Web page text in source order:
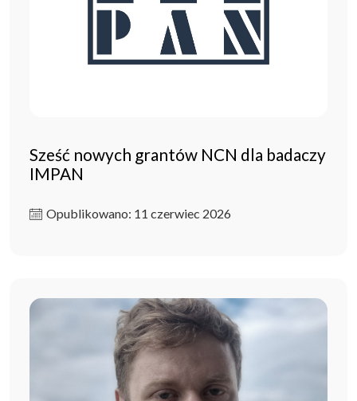
Sześć nowych grantów NCN dla badaczy
IMPAN
Opublikowano: 11 czerwiec 2026